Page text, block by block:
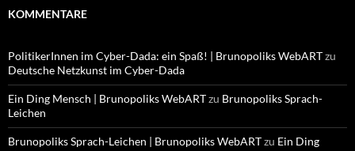
KOMMENTARE
PolitikerInnen im Cyber-Dada: ein Spaß! | Brunopoliks WebARTzu
Deutsche Netzkunst im Cyber-Dada
Ein Ding Mensch | Brunopoliks WebARTzu Brunopoliks Sprach-
Leichen
Brunopoliks Sprach-Leichen | Brunopoliks WebARTzu Ein Ding